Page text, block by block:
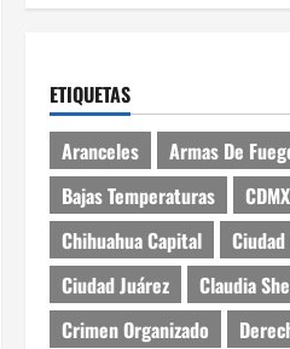
ETIQUETAS
Aranceles
Armas De
Bajas Temperaturas
CDMX
Chihuahua Capital
Ciudad Juárez
Claudia
Crimen Organizado